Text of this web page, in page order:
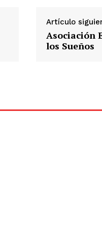
Artículo
Asociación
los Sueños